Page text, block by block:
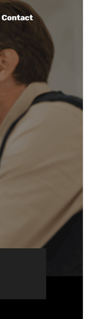
0.3
6 noviembre, 2021